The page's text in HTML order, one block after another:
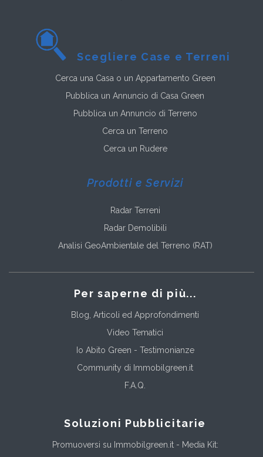
Scegliere Case e Terreni
Cerca una Casa o un Appartamento Green
Pubblica un Annuncio di Casa Green
Pubblica un Annuncio di Terreno
Cerca un Terreno
Cerca un Rudere
Prodotti e Servizi
Radar Terreni
Radar Demolibili
Analisi GeoAmbientale del Terreno (RAT)
Per saperne di più...
Blog, Articoli ed Approfondimenti
Video Tematici
Io Abito Green - Testimonianze
Community di Immobilgreen.it
F.A.Q.
Soluzioni Pubblicitarie
Promuoversi su Immobilgreen.it - Media Kit: